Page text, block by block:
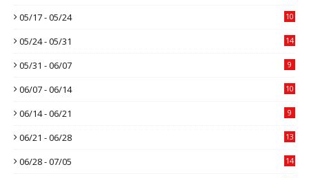
05/17 - 05/24 10
05/24 - 05/31 14
05/31 - 06/07 9
06/07 - 06/14 10
06/14 - 06/21 9
06/21 - 06/28 13
06/28 - 07/05 14